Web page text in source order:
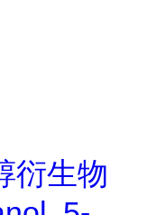
衍生物